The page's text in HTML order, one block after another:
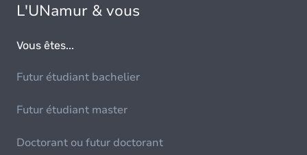
L'UNamur & vous
Vous êtes...
Futur étudiant bachelier
Futur étudiant master
Doctorant ou futur doctorant